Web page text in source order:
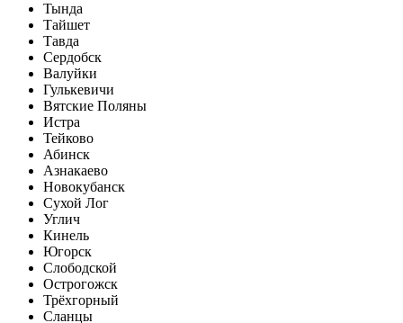
Тында
Тайшет
Тавда
Сердобск
Валуйки
Гулькевичи
Вятские Поляны
Истра
Тейково
Абинск
Азнакаево
Новокубанск
Сухой Лог
Углич
Кинель
Югорск
Слободской
Острогожск
Трёхгорный
Сланцы